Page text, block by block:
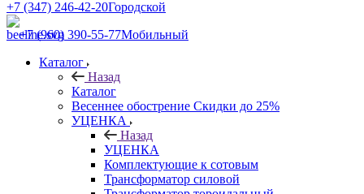
+7 (347) 246-42-20Городской
+7 (960) 390-55-77Мобильный
Каталог
Назад
Каталог
Весеннее обострение Скидки до 25%
УЦЕНКА
Назад
УЦЕНКА
Комплектующие к сотовым
Трансформатор силовой